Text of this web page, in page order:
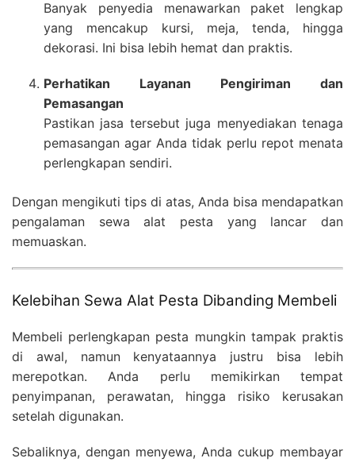
Banyak penyedia menawarkan paket lengkap
yang mencakup kursi, meja, tenda, hingga
dekorasi. Ini bisa lebih hemat dan praktis.
Perhatikan Layanan Pengiriman dan
Pemasangan
Pastikan jasa tersebut juga menyediakan tenaga
pemasangan agar Anda tidak perlu repot menata
perlengkapan sendiri.
Dengan mengikuti tips di atas, Anda bisa mendapatkan
pengalaman sewa alat pesta yang lancar dan
memuaskan.
Kelebihan Sewa Alat Pesta Dibanding Membeli
Membeli perlengkapan pesta mungkin tampak praktis
di awal, namun kenyataannya justru bisa lebih
merepotkan. Anda perlu memikirkan tempat
penyimpanan, perawatan, hingga risiko kerusakan
setelah digunakan.
Sebaliknya, dengan menyewa, Anda cukup membayar